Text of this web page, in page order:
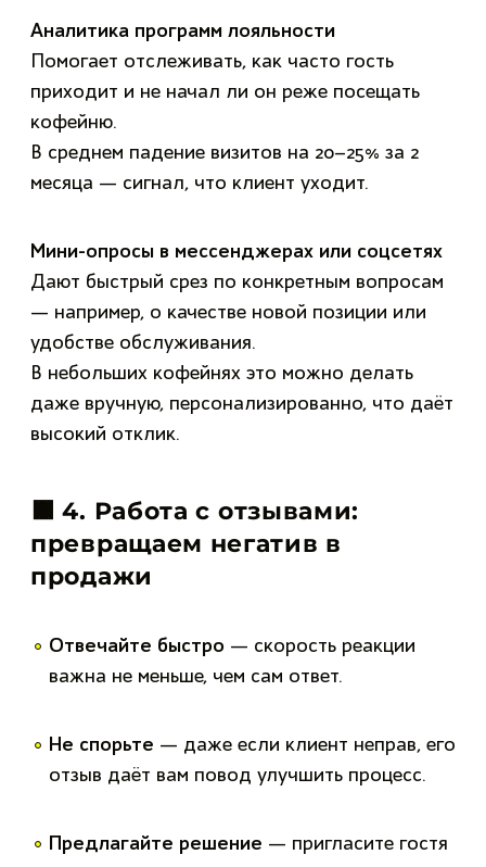
Аналитика программ лояльности
Помогает отслеживать, как часто гость
приходит и не начал ли он реже посещать
кофейню.
В среднем падение визитов на 20–25% за 2
месяца — сигнал, что клиент уходит.
Мини-опросы в мессенджерах или соцсетях
Дают быстрый срез по конкретным вопросам
— например, о качестве новой позиции или
удобстве обслуживания.
В небольших кофейнях это можно делать
даже вручную, персонализированно, что даёт
высокий отклик.
🟫 4. Работа с отзывами:
превращаем негатив в
продажи
Отвечайте быстро — скорость реакции
важна не меньше, чем сам ответ.
Не спорьте — даже если клиент неправ, его
отзыв даёт вам повод улучшить процесс.
Предлагайте решение — пригласите гостя